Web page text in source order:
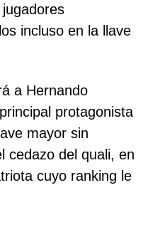
incluso en la llave
a Hernando
protagonista
mayor sin
cedazo del quali, en
cuyo ranking le